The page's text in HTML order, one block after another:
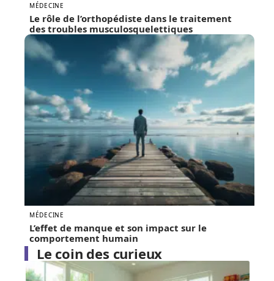
MÉDECINE
Le rôle de l’orthopédiste dans le traitement
des troubles musculosquelettiques
MÉDECINE
L’effet de manque et son impact sur le
comportement humain
Le coin des curieux